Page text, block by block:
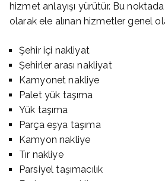
hizmet anlayışı yürütür. Bu
olarak ele alınan hizmetler genel
Şehir içi nakliyat
Şehirler arası nakliyat
Kamyonet nakliye
Palet yük taşıma
Yük taşıma
Parça eşya taşıma
Kamyon nakliye
Tır nakliye
Parsiyel taşımacılık